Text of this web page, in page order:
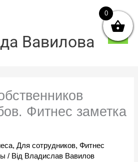
Вавилова
Фитнес заметка
,Для сотрудников,Фитнес
/ Від Владислав Вавилов
0